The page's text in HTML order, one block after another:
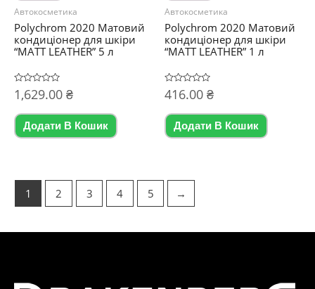
Автокосметика
Polychrom 2020 Матовий
кондиціонер для шкіри
“MATT LEATHER” 5 л
Оцінено
в
з
1,629.00 ₴
Додати В Кошик
Автокосметика
Polychrom 2020 Матовий
кондиціонер для шкіри
“MATT LEATHER” 1 л
Оцінено
в
з
416.00 ₴
Додати В Кошик
1 2 3 4 5 →